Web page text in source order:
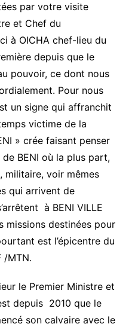
par votre visite
et Chef du
à OICHA chef-lieu du
depuis que le
pouvoir, ce dont nous
Pour nous
un signe qui affranchit
victime de la
» crée faisant penser
BENI où la plus part,
militaire, voir mêmes
qui arrivent de
à BENI VILLE
destinées pour
est l’épicentre du
/MTN.
le Premier Ministre et
depuis 2010 que le
son calvaire avec le